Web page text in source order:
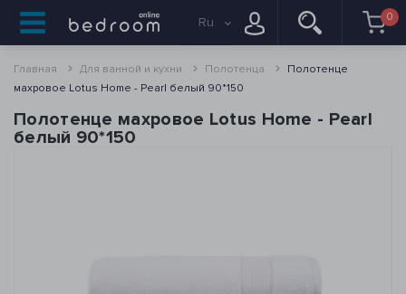
Ru 0
Главная Для ванной и кухни Полотенца
Полотенце
махровое Lotus Home - Pearl белый 90*150
Полотенце махровое Lotus Home - Pearl
белый 90*150